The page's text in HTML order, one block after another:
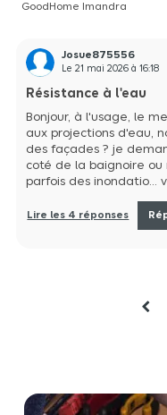
GoodHome Imandra
Josue875556
Le21 mai 2026 à16:18
Résistance à l'eau
Bonjour, à l'usage, le
aux projections d'eau,
des façades ? je
coté de la baignoire ou
parfois des inondatio...
Lire les 4 réponses